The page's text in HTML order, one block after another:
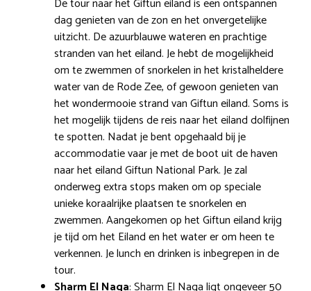
De tour naar het Giftun eiland is een ontspannen
dag genieten van de zon en het onvergetelijke
uitzicht. De azuurblauwe wateren en prachtige
stranden van het eiland. Je hebt de mogelijkheid
om te zwemmen of snorkelen in het kristalheldere
water van de Rode Zee, of gewoon genieten van
het wondermooie strand van Giftun eiland. Soms is
het mogelijk tijdens de reis naar het eiland dolfijnen
te spotten. Nadat je bent opgehaald bij je
accommodatie vaar je met de boot uit de haven
naar het eiland Giftun National Park. Je zal
onderweg extra stops maken om op speciale
unieke koraalrijke plaatsen te snorkelen en
zwemmen. Aangekomen op het Giftun eiland krijg
je tijd om het Eiland en het water er om heen te
verkennen. Je lunch en drinken is inbegrepen in de
tour.